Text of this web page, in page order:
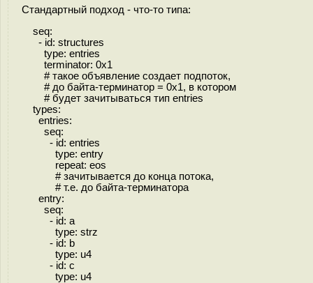
Стандартный подход - что-то типа:
seq:
- id: structures
type: entries
terminator: 0x1
# такое объявление создает подпоток,
# до байта-терминатор = 0x1, в котором
# будет зачитываться тип entries
types:
entries:
seq:
- id: entries
type: entry
repeat: eos
# зачитывается до конца потока,
# т.е. до байта-терминатора
entry:
seq:
- id: a
type: strz
- id: b
type: u4
- id: c
type: u4